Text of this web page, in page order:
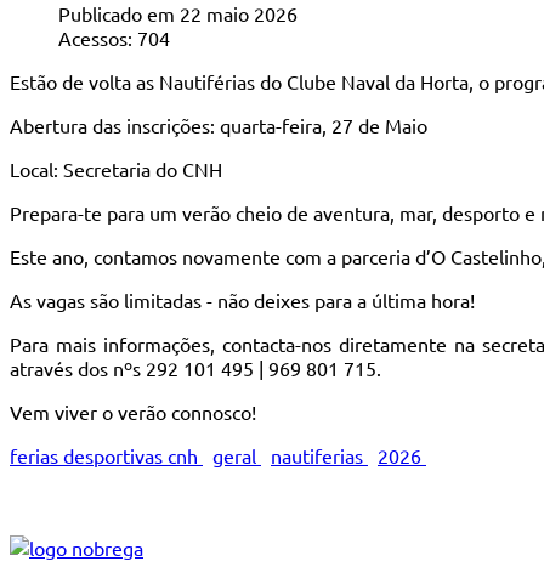
Publicado em 22 maio 2026
Acessos: 704
Estão de volta as Nautiférias do Clube Naval da Horta, o
Abertura das inscrições: quarta-feira, 27 de Maio
Local: Secretaria do CNH
Prepara-te para um verão cheio de aventura, mar, desporto e
Este ano, contamos novamente com a parceria d’O
As vagas são limitadas - não deixes para a última hora!
Para mais informações, contacta-nos diretamente na
através dos nºs 292 101 495 | 969 801 715.
Vem viver o verão connosco!
ferias desportivas cnh
geral nautiferias 2026